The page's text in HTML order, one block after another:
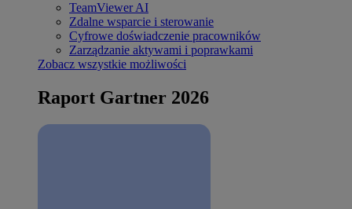
TeamViewer AI
Zdalne wsparcie i sterowanie
Cyfrowe doświadczenie pracowników
Zarządzanie aktywami i poprawkami
Zobacz wszystkie możliwości
Raport Gartner 2026